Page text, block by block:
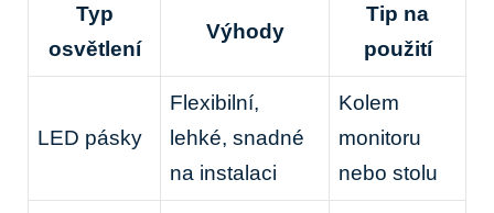
Typ
osvětlení
Výhody
Tip na
použití
LED pásky
Flexibilní,
lehké, snadné
na instalaci
Kolem
monitoru
nebo stolu